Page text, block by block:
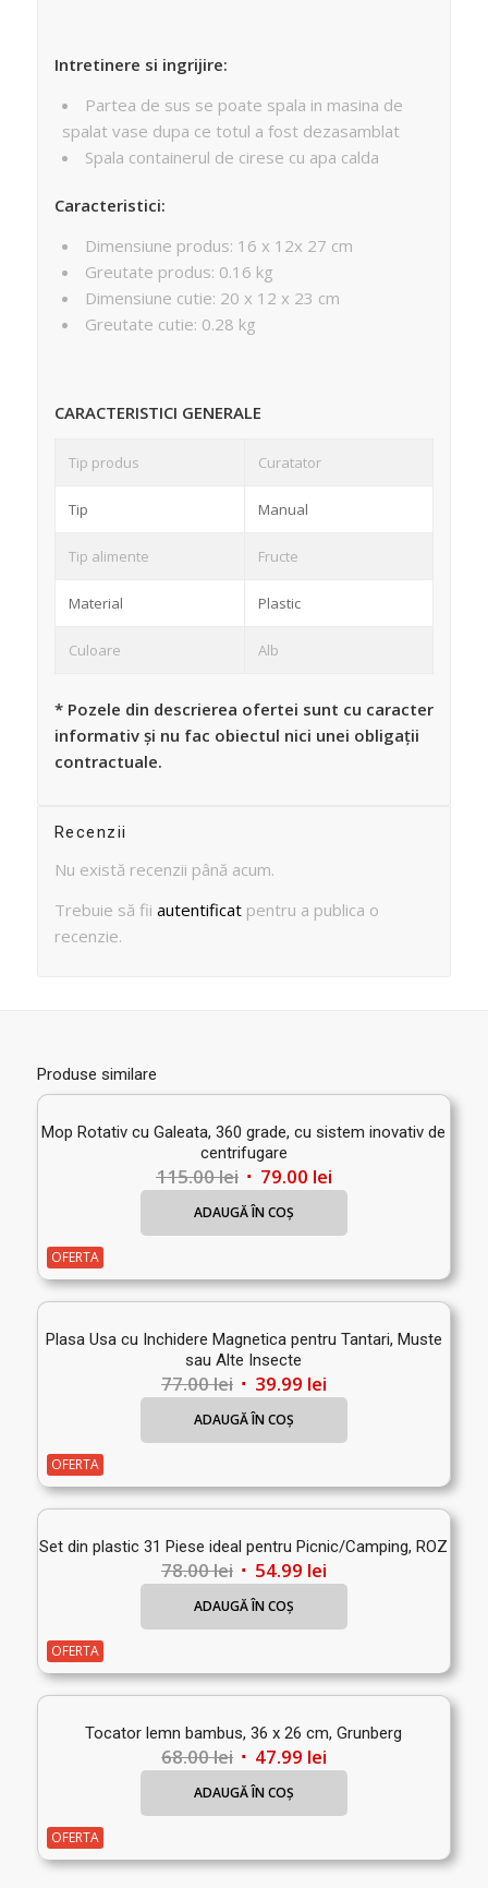
Intretinere si ingrijire:
Partea de sus se poate spala in masina de
spalat vase dupa ce totul a fost dezasamblat
Spala containerul de cirese cu apa calda
Caracteristici:
Dimensiune produs: 16 x 12x 27 cm
Greutate produs: 0.16 kg
Dimensiune cutie: 20 x 12 x 23 cm
Greutate cutie: 0.28 kg
CARACTERISTICI GENERALE
Tip produs Curatator
Tip Manual
Tip alimente Fructe
Material Plastic
Culoare Alb
* Pozele din descrierea ofertei sunt cu caracter
informativ și nu fac obiectul nici unei obligații
contractuale.
Recenzii
Nu există recenzii până acum.
Trebuie să fii autentificatpentru a publica o
recenzie.
Produse similare
Mop Rotativ cu Galeata, 360 grade, cu sistem inovativ de
centrifugare
115.00lei Prețul
inițial
115.00 lei.
79.00 leiPrețul
curent
este:
ADAUGĂ ÎN COȘ
OFERTA
Plasa Usa cu Inchidere Magnetica pentru Tantari, Muste
sau Alte Insecte
77.00lei Prețul
inițial
77.00 lei.
39.99 leiPrețul
curent
este:
ADAUGĂ ÎN COȘ
OFERTA
Set din plastic 31 Piese ideal pentru Picnic/Camping, ROZ
78.00lei Prețul
inițial
78.00 lei.
54.99 leiPrețul
curent
este:
ADAUGĂ ÎN COȘ
OFERTA
Tocator lemn bambus, 36 x 26 cm, Grunberg
68.00lei Prețul
inițial
68.00 lei.
47.99 leiPrețul
curent
este:
ADAUGĂ ÎN COȘ
OFERTA